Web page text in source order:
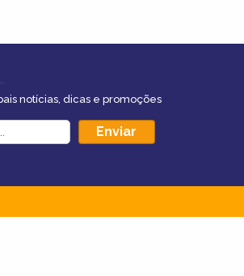
notícias, dicas e promoções